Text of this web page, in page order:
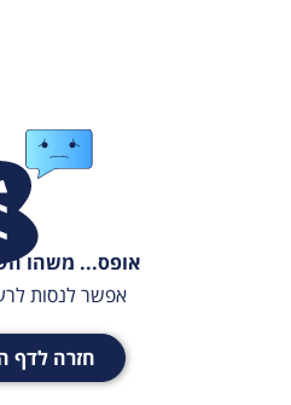
אופס... משהו
אפשר לנסות
חזרה לדף